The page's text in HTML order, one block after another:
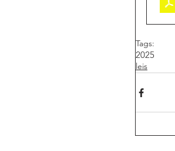
Tags:
2025
leis